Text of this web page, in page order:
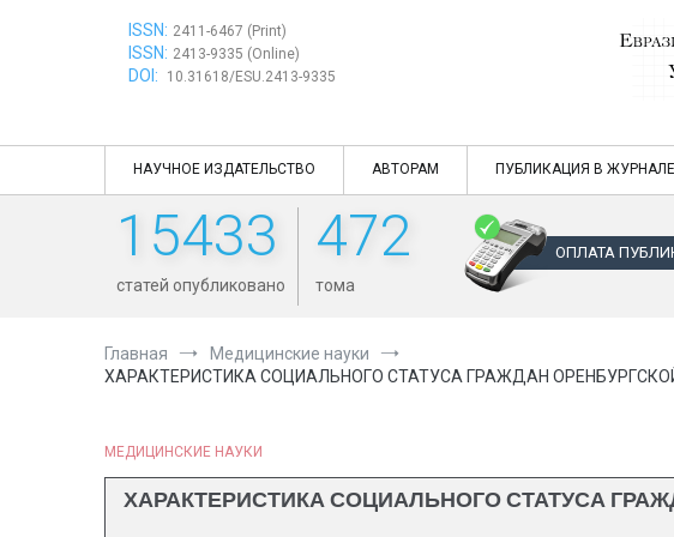
ISSN: 2411-6467 (Print)
ISSN: 2413-9335 (Online)
DOI: 10.31618/ESU.2413-9335
Евразийский
НАУЧНОЕ ИЗДАТЕЛЬСТВО АВТОРАМ ПУБЛИКАЦИЯ В ЖУРНАЛЕ
15433
статей опубликовано
472
тома
ОПЛАТА
Главная
Медицинские науки
ХАРАКТЕРИСТИКА СОЦИАЛЬНОГО СТАТУСА ГРАЖДАН
МЕДИЦИНСКИЕ НАУКИ
ХАРАКТЕРИСТИКА СОЦИАЛЬНОГО СТАТУСА